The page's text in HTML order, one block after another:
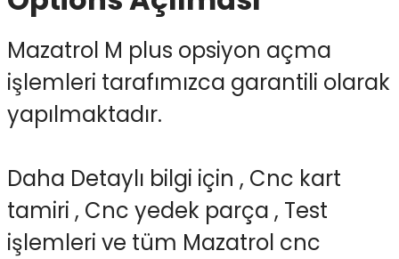
Motor
Kablo
Mazatrol M plus opsiyon açma
işlemleri tarafımızca garantili olarak
yapılmaktadır.
Daha Detaylı bilgi için , Cnc kart
tamiri , Cnc yedek parça , Test
işlemleri ve tüm Mazatrol cnc